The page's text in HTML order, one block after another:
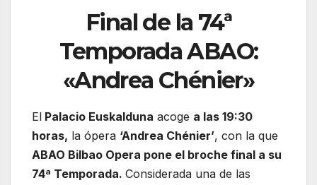
Final de la 74ª
Temporada ABAO:
«Andrea Chénier»
El Palacio Euskalduna acoge a las 19:30
horas, la ópera ‘Andrea Chénier’, con la que
ABAO Bilbao Opera pone el broche final a su
74ª Temporada. Considerada una de las